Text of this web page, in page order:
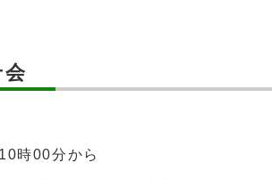
会
時00分から